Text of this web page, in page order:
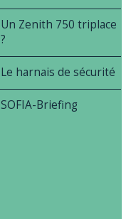
Un Zenith 750 triplace
?
Le harnais de sécurité
SOFIA-Briefing